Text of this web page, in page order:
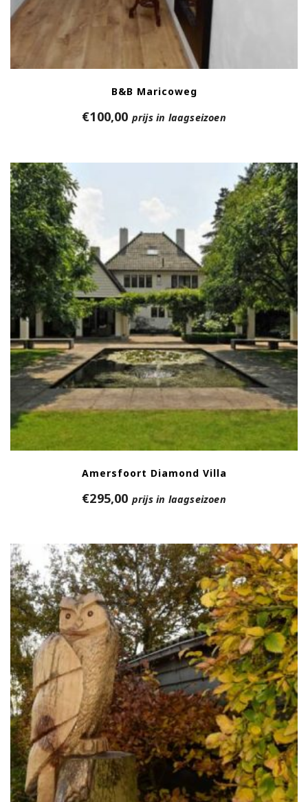
B&B Maricoweg
€100,00 prijs in laagseizoen
Amersfoort Diamond Villa
€295,00 prijs in laagseizoen